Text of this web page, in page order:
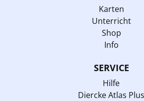
Karten
Unterricht
Shop
Info
SERVICE
Hilfe
Diercke Atlas Plus